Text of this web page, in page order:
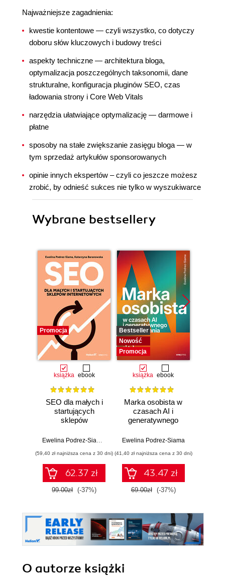
Najważniejsze zagadnienia:
kwestie kontentowe ― czyli wszystko, co dotyczy
doboru słów kluczowych i budowy treści
aspekty techniczne ― architektura bloga,
optymalizacja poszczególnych taksonomii, dane
strukturalne, konfiguracja pluginów SEO, czas
ładowania strony i Core Web Vitals
narzędzia ułatwiające optymalizację ― darmowe i
płatne
sposoby na stałe zwiększanie zasięgu bloga ― w
tym sprzedaż artykułów sponsorowanych
opinie innych ekspertów – czyli co jeszcze możesz
zrobić, by odnieść sukces nie tylko w wyszukiwarce
Wybrane bestsellery
Promocja
książka ebook
SEO dla małych i
startujących
sklepów
Katarzyna Baranowska
(59,40 zł najniższa cena z 30 dni)
62.37 zł
99.00zł (-37%)
Bestseller
Nowość
Promocja
książka ebook
Marka osobista w
czasach AI i
generatywnego
Ewelina Podrez-Siama
(41,40 zł najniższa cena z 30 dni)
43.47 zł
69.00zł (-37%)
O autorze książki